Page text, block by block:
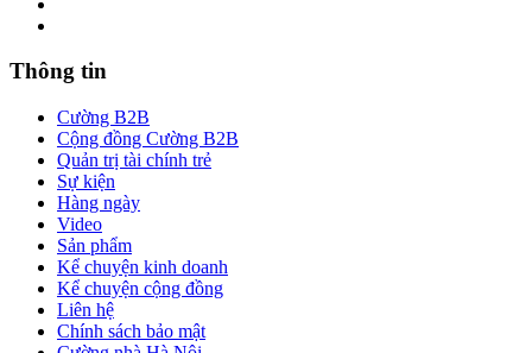
Thông tin
Cường B2B
Cộng đồng Cường B2B
Quản trị tài chính trẻ
Sự kiện
Hàng ngày
Video
Sản phẩm
Kể chuyện kinh doanh
Kể chuyện cộng đồng
Liên hệ
Chính sách bảo mật